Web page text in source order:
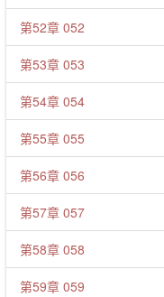
第52章 052
第53章 053
第54章 054
第55章 055
第56章 056
第57章 057
第58章 058
第59章 059